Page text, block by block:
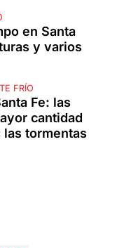
en Santa
y varios
FRÍO
Fe: las
cantidad
las tormentas